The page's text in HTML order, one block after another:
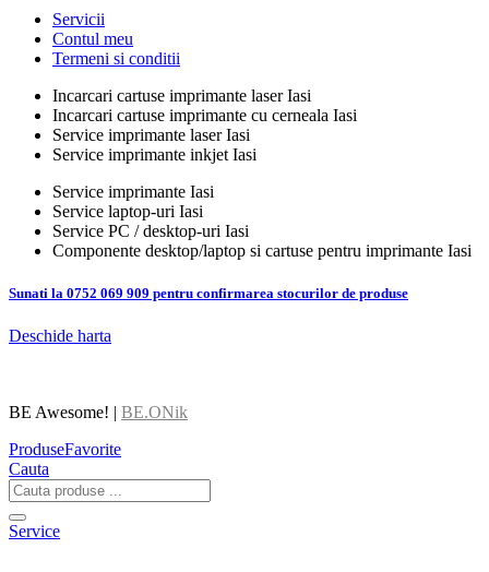
Servicii
Contul meu
Termeni si conditii
Incarcari cartuse imprimante laser Iasi
Incarcari cartuse imprimante cu cerneala Iasi
Service imprimante laser Iasi
Service imprimante inkjet Iasi
Service imprimante Iasi
Service laptop-uri Iasi
Service PC / desktop-uri Iasi
Componente desktop/laptop si cartuse pentru imprimante Iasi
Sunati la 0752 069 909 pentru confirmarea stocurilor de produse
Deschide harta
BE Awesome! | BE.ONik
ProduseFavorite
Cauta
Service